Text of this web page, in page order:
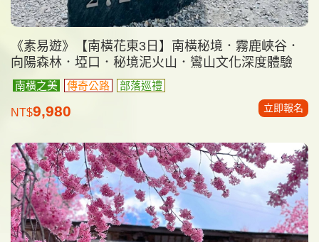
《素易遊》【南橫花東3日】南橫秘境．霧鹿峽谷．
向陽森林．埡口．秘境泥火山．鸞山文化深度體驗
南橫之美 傳奇公路 部落巡禮
NT$9,980 立即報名